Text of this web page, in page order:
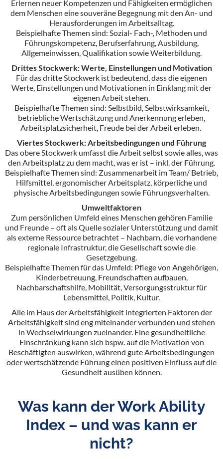
Erlernen neuer Kompetenzen und Fähigkeiten ermöglichen
dem Menschen eine souveräne Begegnung mit den An- und
Herausforderungen im Arbeitsalltag.
Beispielhafte Themen sind: Sozial- Fach-, Methoden und
Führungskompetenz, Berufserfahrung, Ausbildung,
Allgemeinwissen, Qualifikation sowie Weiterbildung.
Drittes Stockwerk: Werte, Einstellungen und Motivation
Für das dritte Stockwerk ist bedeutend, dass die eigenen
Werte, Einstellungen und Motivationen in Einklang mit der
eigenen Arbeit stehen.
Beispielhafte Themen sind: Selbstbild, Selbstwirksamkeit,
betriebliche Wertschätzung und Anerkennung erleben,
Arbeitsplatzsicherheit, Freude bei der Arbeit erleben.
Viertes Stockwerk: Arbeitsbedingungen und Führung
Das obere Stockwerk umfasst die Arbeit selbst sowie alles, was
den Arbeitsplatz zu dem macht, was er ist – inkl. der Führung.
Beispielhafte Themen sind: Zusammenarbeit im Team/ Betrieb,
Hilfsmittel, ergonomischer Arbeitsplatz, körperliche und
physische Arbeitsbedingungen sowie Führungsverhalten.
Umweltfaktoren
Zum persönlichen Umfeld eines Menschen gehören Familie
und Freunde – oft als Quelle sozialer Unterstützung und damit
als externe Ressource betrachtet – Nachbarn, die vorhandene
regionale Infrastruktur, die Gesellschaft sowie die
Gesetzgebung.
Beispielhafte Themen für das Umfeld: Pflege von Angehörigen,
Kinderbetreuung, Freundschaften aufbauen,
Nachbarschaftshilfe, Mobilität, Versorgungsstruktur für
Lebensmittel, Politik, Kultur.
Alle im Haus der Arbeitsfähigkeit integrierten Faktoren der
Arbeitsfähigkeit sind eng miteinander verbunden und stehen
in Wechselwirkungen zueinander. Eine gesundheitliche
Einschränkung kann sich bspw. auf die Motivation von
Beschäftigten auswirken, während gute Arbeitsbedingungen
oder wertschätzende Führung einen positiven Einfluss auf die
Gesundheit ausüben können.
Was kann der Work Ability
Index – und was kann er
nicht?